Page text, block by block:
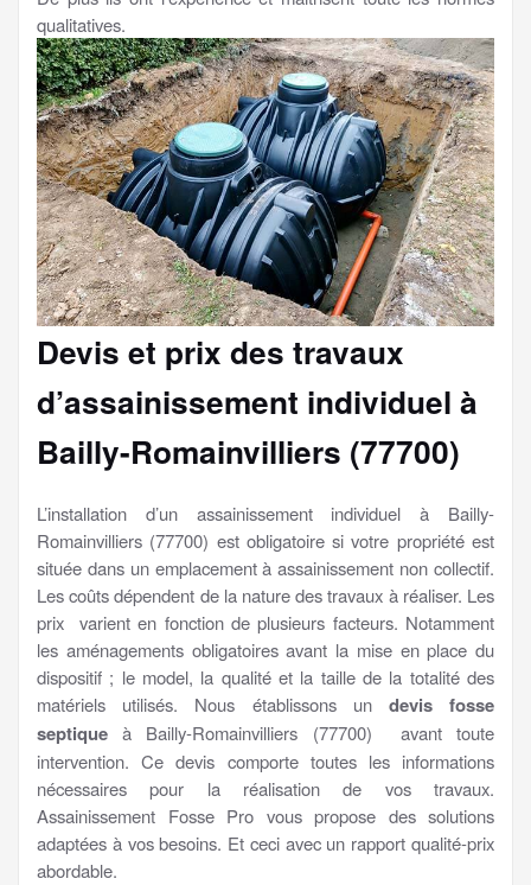
qualitatives.
Devis et prix des travaux
d’assainissement individuel à
Bailly-Romainvilliers (77700)
L’installation d’un assainissement individuel à Bailly-
Romainvilliers (77700) est obligatoire si votre propriété est
située dans un emplacement à assainissement non collectif.
Les coûts dépendent de la nature des travaux à réaliser. Les
prix varient en fonction de plusieurs facteurs. Notamment
les aménagements obligatoires avant la mise en place du
dispositif ; le model, la qualité et la taille de la totalité des
matériels utilisés. Nous établissons un devis fosse
septique à Bailly-Romainvilliers (77700) avant toute
intervention. Ce devis comporte toutes les informations
nécessaires pour la réalisation de vos travaux.
Assainissement Fosse Pro vous propose des solutions
adaptées à vos besoins. Et ceci avec un rapport qualité-prix
abordable.